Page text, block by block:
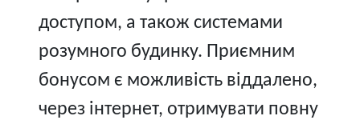
доступом, а також системами
розумного будинку. Приємним
бонусом є можливість віддалено,
через інтернет, отримувати повну